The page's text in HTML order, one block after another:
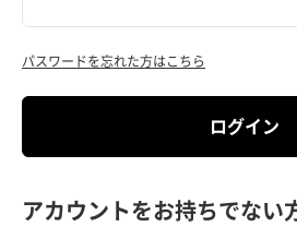
パスワードを忘れた方はこちら
ログイン
アカウントをお持ちでない